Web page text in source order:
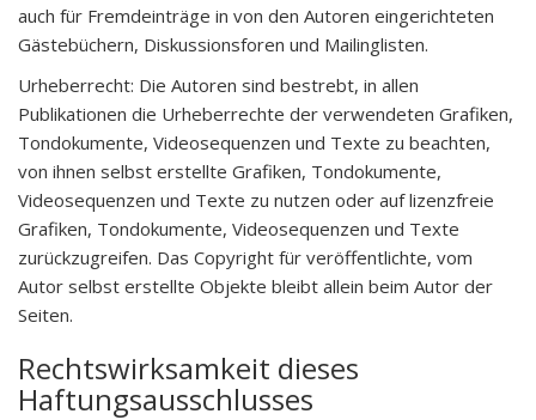
auch für Fremdeinträge in von den Autoren eingerichteten
Gästebüchern, Diskussionsforen und Mailinglisten.
Urheberrecht: Die Autoren sind bestrebt, in allen
Publikationen die Urheberrechte der verwendeten Grafiken,
Tondokumente, Videosequenzen und Texte zu beachten,
von ihnen selbst erstellte Grafiken, Tondokumente,
Videosequenzen und Texte zu nutzen oder auf lizenzfreie
Grafiken, Tondokumente, Videosequenzen und Texte
zurückzugreifen. Das Copyright für veröffentlichte, vom
Autor selbst erstellte Objekte bleibt allein beim Autor der
Seiten.
Rechtswirksamkeit dieses
Haftungsausschlusses